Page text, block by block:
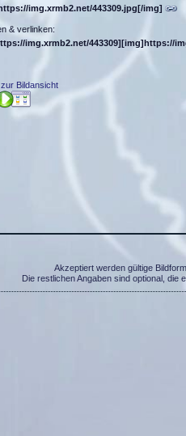
img.xrmb2.net/443309.jpg[/img]
& verlinken:
img.xrmb2.net/443309][img]https://
Bildansicht
Akzeptiert werden gültige
Die restlichen Angaben sind optional, die